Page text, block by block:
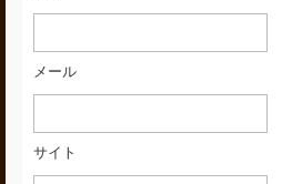
メール
サイト